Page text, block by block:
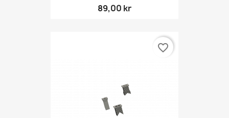
89,00 kr
favorite_border